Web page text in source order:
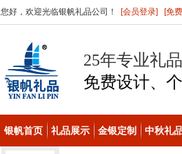
您好，欢迎光临银帆礼品公司！ [会员登录] [免
25年专业礼
免费设计、
银帆首页 礼品展示 金银定制 中秋礼